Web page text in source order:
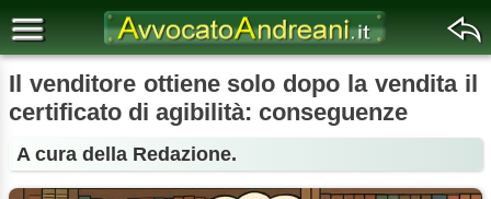
Il venditore ottiene solo dopo la vendita il
certificato di agibilità: conseguenze
A cura della Redazione.